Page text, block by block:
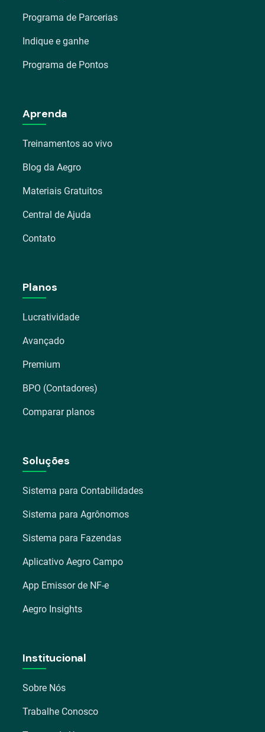
Programa de Parcerias
Indique e ganhe
Programa de Pontos
Aprenda
Treinamentos ao vivo
Blog da Aegro
Materiais Gratuitos
Central de Ajuda
Contato
Planos
Lucratividade
Avançado
Premium
BPO (Contadores)
Comparar planos
Soluções
Sistema para Contabilidades
Sistema para Agrônomos
Sistema para Fazendas
Aplicativo Aegro Campo
App Emissor de NF-e
Aegro Insights
Institucional
Sobre Nós
Trabalhe Conosco